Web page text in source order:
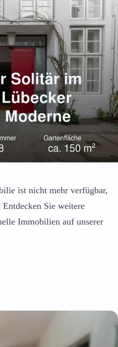
ist nicht mehr verfügbar,
Sie weitere
Immobilien auf unserer